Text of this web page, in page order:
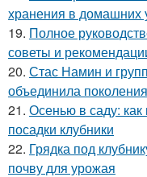
хранения в домашних
19. Полное
советы и
20. Стас Намин и
объединила поколения
21. Осенью в саду: как
посадки клубники
22. Грядка под
почву для урожая